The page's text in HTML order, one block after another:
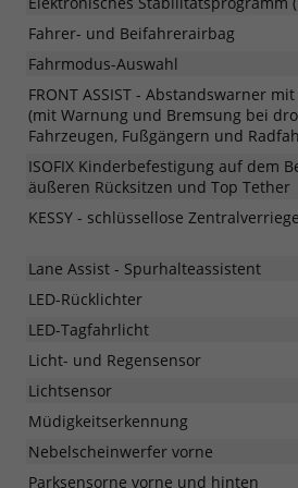
Fahrer- und Beifahrerairbag
Fahrmodus-Auswahl
FRONT ASSIST - Abstandswarner
(mit Warnung und Bremsung bei
Fahrzeugen, Fußgängern und
ISOFIX Kinderbefestigung auf dem
äußeren Rücksitzen und Top Tether
KESSY - schlüssellose
Lane Assist - Spurhalteassistent
LED-Rücklichter
LED-Tagfahrlicht
Licht- und Regensensor
Lichtsensor
Müdigkeitserkennung
Nebelscheinwerfer vorne
Parksensorne vorne und hinten